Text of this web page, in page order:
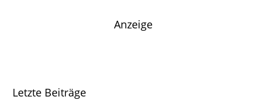
Anzeige
Letzte Beiträge